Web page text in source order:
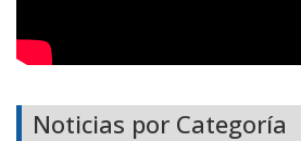
Noticias por Categoría